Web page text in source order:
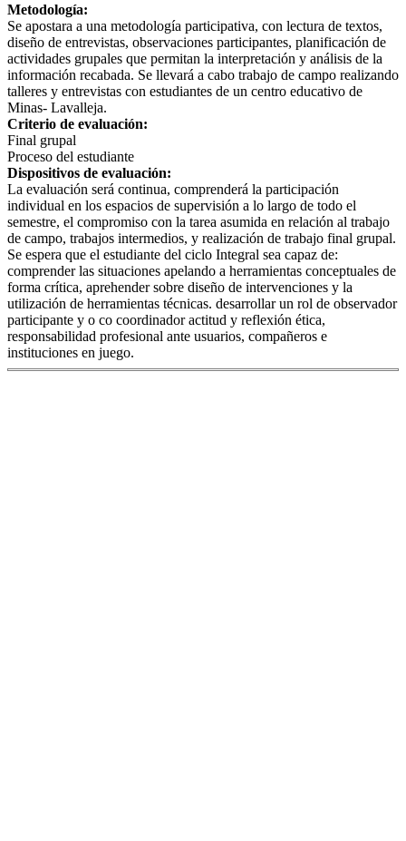
Metodología:
Se apostara a una metodología participativa, con lectura de textos,
diseño de entrevistas, observaciones participantes, planificación de
actividades grupales que permitan la interpretación y análisis de la
información recabada. Se llevará a cabo trabajo de campo realizando
talleres y entrevistas con estudiantes de un centro educativo de
Minas- Lavalleja.
Criterio de evaluación:
Final grupal
Proceso del estudiante
Dispositivos de evaluación:
La evaluación será continua, comprenderá la participación
individual en los espacios de supervisión a lo largo de todo el
semestre, el compromiso con la tarea asumida en relación al trabajo
de campo, trabajos intermedios, y realización de trabajo final grupal.
Se espera que el estudiante del ciclo Integral sea capaz de:
comprender las situaciones apelando a herramientas conceptuales de
forma crítica, aprehender sobre diseño de intervenciones y la
utilización de herramientas técnicas. desarrollar un rol de observador
participante y o co coordinador actitud y reflexión ética,
responsabilidad profesional ante usuarios, compañeros e
instituciones en juego.